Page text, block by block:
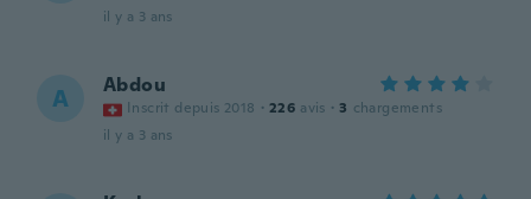
il y a 3 ans
A Abdou
Inscrit depuis 2018 · 226 avis · 3 chargements
il y a 3 ans